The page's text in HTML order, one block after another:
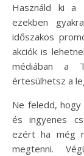
Használd ki a
ezekben
időszakos
akciók is
médiában a
értesülhetsz a
Ne feledd, hogy
és ingyenes
ezért ha még
megtenni.